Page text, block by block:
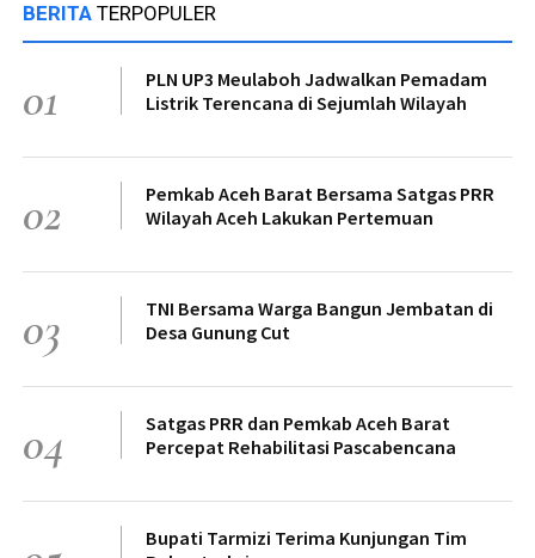
BERITA TERPOPULER
01
PLN UP3 Meulaboh Jadwalkan Pemadam
Listrik Terencana di Sejumlah Wilayah
02
Pemkab Aceh Barat Bersama Satgas PRR
Wilayah Aceh Lakukan Pertemuan
03
TNI Bersama Warga Bangun Jembatan di
Desa Gunung Cut
04
Satgas PRR dan Pemkab Aceh Barat
Percepat Rehabilitasi Pascabencana
Bupati Tarmizi Terima Kunjungan Tim